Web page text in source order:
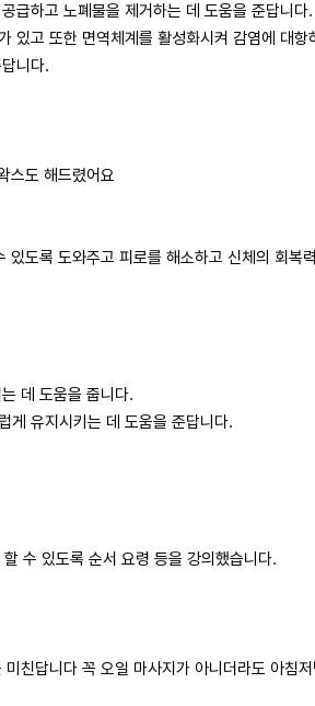
급하고 노폐물을 제거하는 데 도움을 준답니다.​​
있고 또한 면역체계를 활성화시켜 감염에 대
니다.
스도 해드렸어요
도록 도와주고 피로를 해소하고 신체의 회복
데 도움을 줍니다.
게 유지시키는 데 도움을 준답니다.
수 있도록 순서 요령 등을 강의했습니다.
친답니다 꼭 오일 마사지가 아니더라도 아